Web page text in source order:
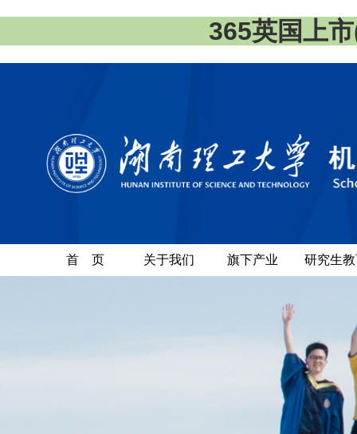
365英国上
首 页 关于我们 旗下产业 研究生